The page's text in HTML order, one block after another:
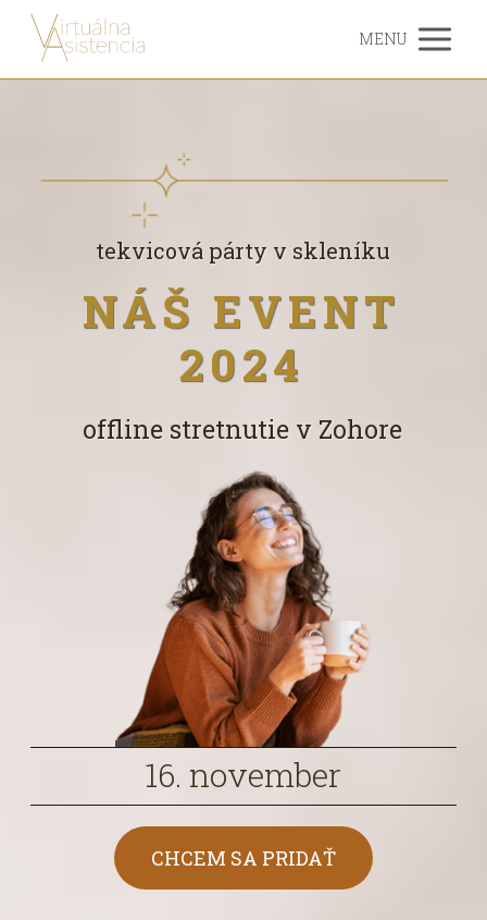
MENU
tekvicová párty v skleníku
NÁŠ EVENT
2024
offline stretnutie v Zohore
16. november
CHCEM SA PRIDAŤ